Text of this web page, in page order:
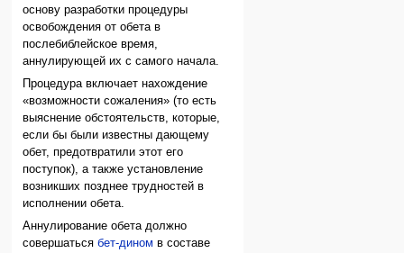
основу разработки процедуры
освобождения от обета в
послебиблейское время,
аннулирующей их с самого начала.
Процедура включает нахождение
«возможности сожаления» (то есть
выяснение обстоятельств, которые,
если бы были известны дающему
обет, предотвратили этот его
поступок), а также установление
возникших позднее трудностей в
исполнении обета.
Аннулирование обета должно
совершатьсябет-дином в составе